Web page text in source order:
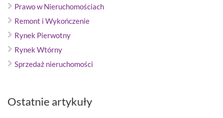
Prawo w Nieruchomościach
Remont i Wykończenie
Rynek Pierwotny
Rynek Wtórny
Sprzedaż nieruchomości
Ostatnie artykuły